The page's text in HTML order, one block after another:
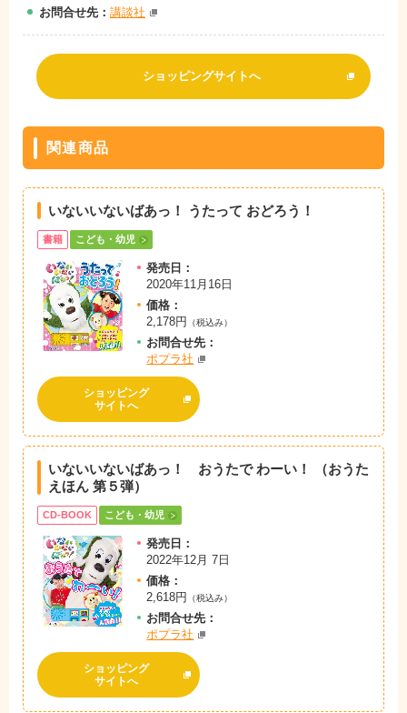
お問合せ先： 講談社
ショッピングサイトへ
関連商品
いないいないばあっ！ うたって おどろう！
書籍 こども・幼児
発売日：
2020年11月16日
価格：
2,178円
（税込み）
お問合せ先：
ポプラ社
ショッピング
サイトへ
いないいないばあっ！ おうたで わーい！ （おうた
えほん 第５弾）
CD-BOOK こども・幼児
発売日：
2022年12月 7日
価格：
2,618円
（税込み）
お問合せ先：
ポプラ社
ショッピング
サイトへ